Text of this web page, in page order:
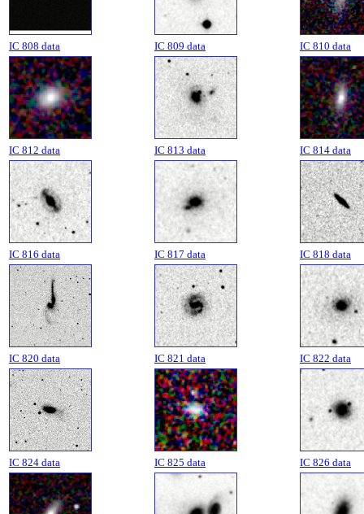
IC 808 data IC 809 data IC 810 data
IC 812 data IC 813 data IC 814 data
IC 816 data IC 817 data IC 818 data
IC 820 data IC 821 data IC 822 data
IC 824 data IC 825 data IC 826 data